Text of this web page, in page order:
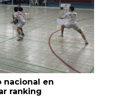
nacional en
ranking